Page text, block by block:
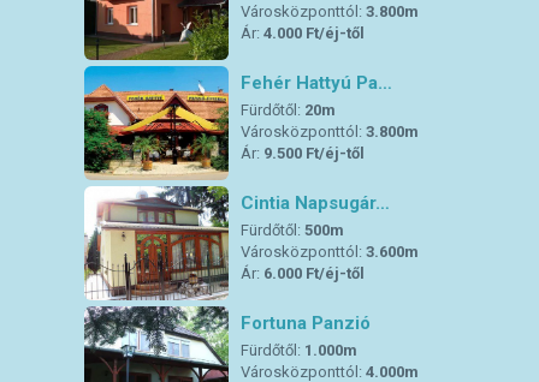
Városközponttól: 3.800m
Ár: 4.000 Ft/éj-től
Fehér Hattyú Pa…
Fürdőtől: 20m
Városközponttól: 3.800m
Ár: 9.500 Ft/éj-től
Cintia Napsugár…
Fürdőtől: 500m
Városközponttól: 3.600m
Ár: 6.000 Ft/éj-től
Fortuna Panzió
Fürdőtől: 1.000m
Városközponttól: 4.000m